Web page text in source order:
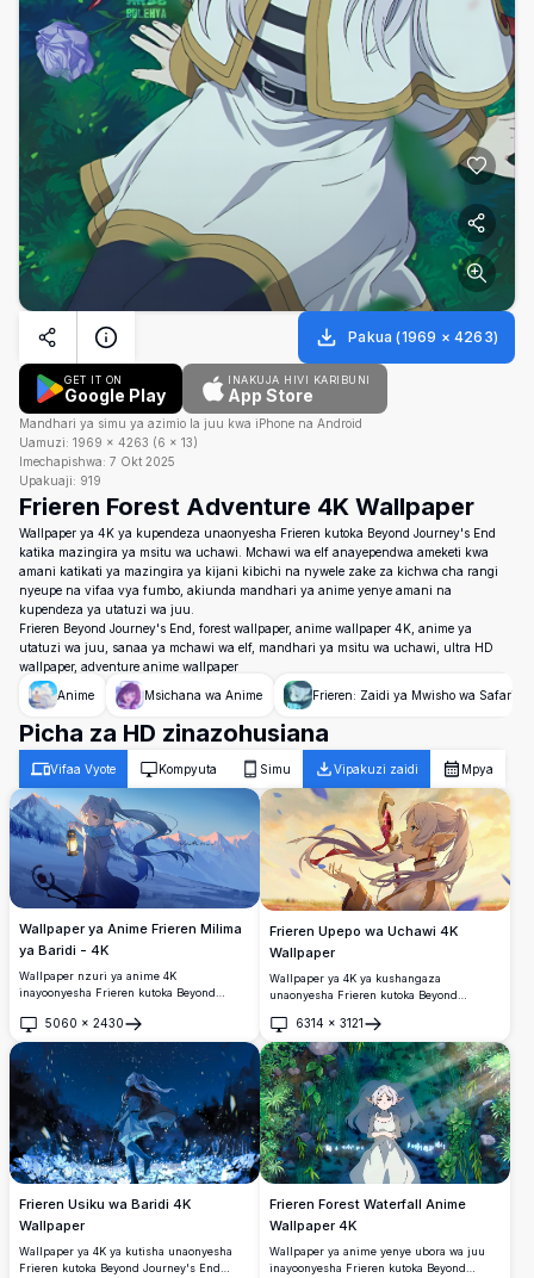
Pakua (1969 × 4263)
GET IT ON
Google Play
INAKUJA HIVI KARIBUNI
App Store
Mandhari ya simu ya azimio la juu kwa iPhone na Android
Uamuzi: 1969 × 4263 (6 × 13)
Imechapishwa: 7 Okt 2025
Upakuaji: 919
Frieren Forest Adventure 4K Wallpaper
Wallpaper ya 4K ya kupendeza unaonyesha Frieren kutoka Beyond Journey's End
katika mazingira ya msitu wa uchawi. Mchawi wa elf anayependwa ameketi kwa
amani katikati ya mazingira ya kijani kibichi na nywele zake za kichwa cha rangi
nyeupe na vifaa vya fumbo, akiunda mandhari ya anime yenye amani na
kupendeza ya utatuzi wa juu.
Frieren Beyond Journey's End, forest wallpaper, anime wallpaper 4K, anime ya
utatuzi wa juu, sanaa ya mchawi wa elf, mandhari ya msitu wa uchawi, ultra HD
wallpaper, adventure anime wallpaper
Anime
Msichana wa Anime Frieren: Zaidi ya Mwisho wa Safari
Picha za HD zinazohusiana
Vifaa Vyote Kompyuta Simu Vipakuzi zaidi Mpya
Wallpaper ya Anime Frieren Milima
ya Baridi - 4K
Wallpaper nzuri ya anime 4K
inayoonyesha Frieren kutoka Beyond
ya milima ya baridi. Mchawi elf mwenye
nywele za fedha anashika taa inayong'aa
dhidi ya vilele vya theluji vyenye
kupendeza na mwanga wa jua la
magharibi wenye joto, vinavyounda
mazingira ya amani na uchawi.
5060 × 2430
Fungua
Frieren Upepo wa Uchawi 4K
Wallpaper
Wallpaper ya 4K ya kushangaza
unaonyesha Frieren kutoka Beyond
maarufu katikati ya pepo za uchawi
zinazozunguka. Mchawi elf mwenye
nywele nyeupe ameonyeshwa vizuri dhidi
ya mandhari ya macheo ya ndoto na
nywele zinazotiririka na mazingira ya
fumbo katika ubora wa ultra-high
definition.
6314 × 3121
Fungua
Frieren Usiku wa Baridi 4K
Wallpaper
Wallpaper ya 4K ya kutisha unaonyesha
Frieren kutoka Beyond Journey's End
Frieren Forest Waterfall Anime
Wallpaper 4K
Wallpaper ya anime yenye ubora wa juu
inayoonyesha Frieren kutoka Beyond